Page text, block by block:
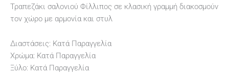
Τραπεζάκι σαλονιού Φίλλιπος σε κλασική γραμμή διακοσμούν
τον χώρο με αρμονία και στυλ
Διαστάσεις: Κατά Παραγγελία
Χρώμα: Κατά Παραγγελία
Ξύλο: Κατά Παραγγελία